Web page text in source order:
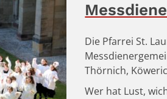
Die Pfarrei St.
Thörnich,
Wer hat Lust,